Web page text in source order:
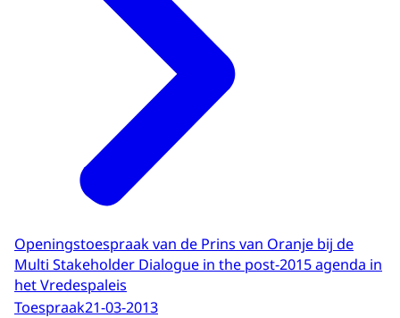
Openingstoespraak van de Prins van Oranje bij de
Multi Stakeholder Dialogue in the post-2015 agenda in
het Vredespaleis
Toespraak21-03-2013